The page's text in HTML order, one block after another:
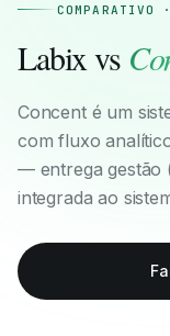
COMPARATIVO
Labix vs
Concent é um
com fluxo
— entrega gestão
integrada ao